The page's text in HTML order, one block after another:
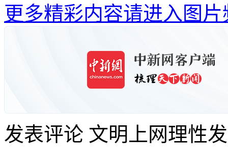
更多精彩内容请进入图片
发表评论 文明上网理性